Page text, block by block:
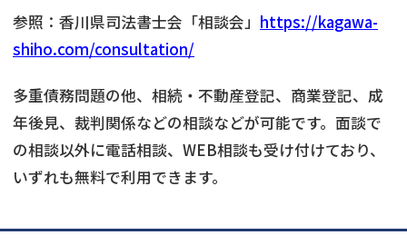
参照：香川県司法書士会「相談会」 https://kagawa-
shiho.com/consultation/
多重債務問題の他、相続・不動産登記、商業登記、成
年後見、裁判関係などの相談などが可能です。面談で
の相談以外に電話相談、WEB相談も受け付けており、
いずれも無料で利用できます。